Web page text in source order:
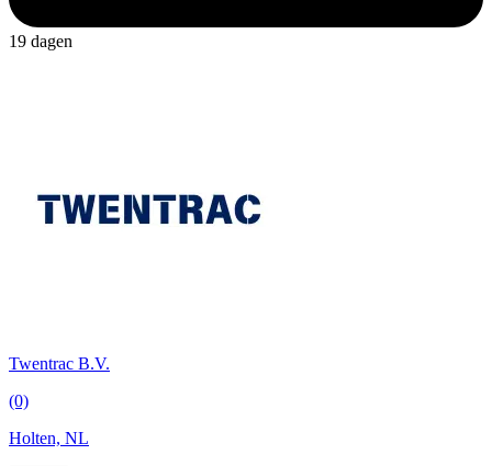
19 dagen
Twentrac B.V.
(0)
Holten, NL